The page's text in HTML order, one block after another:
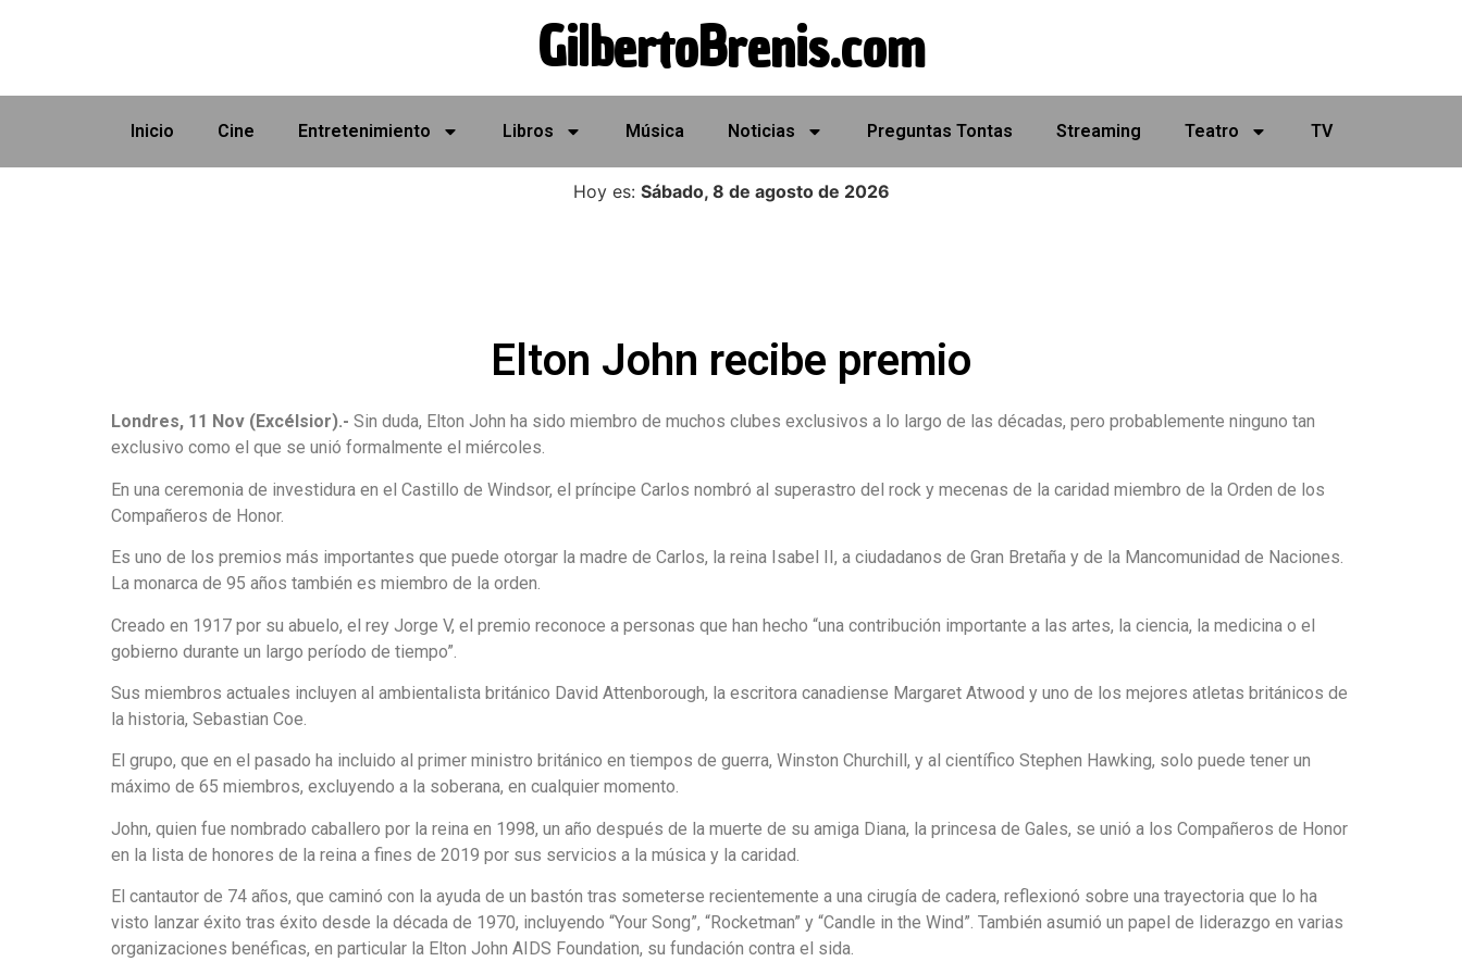
GilbertoBrenis.com
Inicio Cine Entretenimiento Libros Música Noticias Preguntas Tontas Streaming Teatro TV
Hoy es: Sábado, 8 de agosto de 2026
Elton John recibe premio
Londres, 11 Nov (Excélsior).- Sin duda, Elton John ha sido miembro de muchos clubes exclusivos a lo largo de las décadas, pero probablemente ninguno tan
exclusivo como el que se unió formalmente el miércoles.
En una ceremonia de investidura en el Castillo de Windsor, el príncipe Carlos nombró al superastro del rock y mecenas de la caridad miembro de la Orden de los
Compañeros de Honor.
Es uno de los premios más importantes que puede otorgar la madre de Carlos, la reina Isabel II, a ciudadanos de Gran Bretaña y de la Mancomunidad de Naciones.
La monarca de 95 años también es miembro de la orden.
Creado en 1917 por su abuelo, el rey Jorge V, el premio reconoce a personas que han hecho “una contribución importante a las artes, la ciencia, la medicina o el
gobierno durante un largo período de tiempo”.
Sus miembros actuales incluyen al ambientalista británico David Attenborough, la escritora canadiense Margaret Atwood y uno de los mejores atletas británicos de
la historia, Sebastian Coe.
El grupo, que en el pasado ha incluido al primer ministro británico en tiempos de guerra, Winston Churchill, y al científico Stephen Hawking, solo puede tener un
máximo de 65 miembros, excluyendo a la soberana, en cualquier momento.
John, quien fue nombrado caballero por la reina en 1998, un año después de la muerte de su amiga Diana, la princesa de Gales, se unió a los Compañeros de Honor
en la lista de honores de la reina a fines de 2019 por sus servicios a la música y la caridad.
El cantautor de 74 años, que caminó con la ayuda de un bastón tras someterse recientemente a una cirugía de cadera, reflexionó sobre una trayectoria que lo ha
visto lanzar éxito tras éxito desde la década de 1970, incluyendo “Your Song”, “Rocketman” y “Candle in the Wind”. También asumió un papel de liderazgo en varias
organizaciones benéficas, en particular la Elton John AIDS Foundation, su fundación contra el sida.